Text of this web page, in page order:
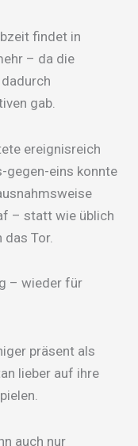
findet in
– da die
gab.
ereignisreich
gegen-eins konnte
– statt wie üblich
Tor.
– wieder für
präsent als
lieber auf ihre
auch nur